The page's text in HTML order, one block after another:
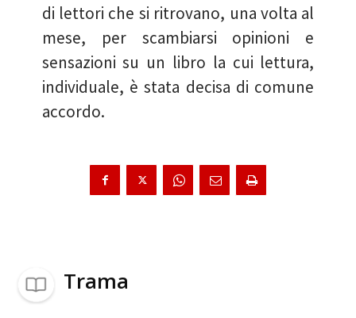
di lettori che si ritrovano, una volta al
mese, per scambiarsi opinioni e
sensazioni su un libro la cui lettura,
individuale, è stata decisa di comune
accordo.
Trama